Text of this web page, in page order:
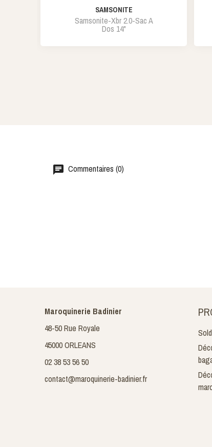
SAMSONITE
Samsonite-Xbr 2.0-Sac A
Dos 14"
Commentaires (0)
Maroquinerie Badinier
48-50 Rue Royale
45000 ORLEANS
02 38 53 56 50
contact@maroquinerie-badinier.fr